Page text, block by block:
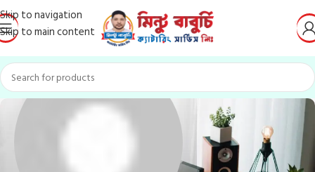
Skip to navigation
Skip to main content